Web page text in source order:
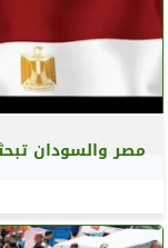
مصر والسودان